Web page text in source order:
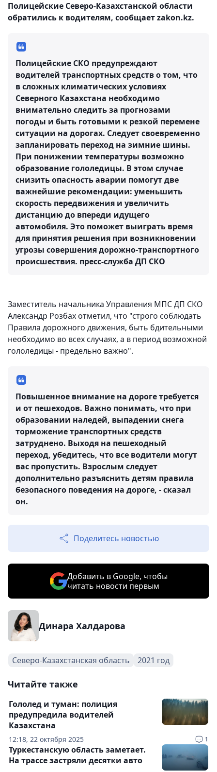
Полицейские Северо-Казахстанской области
обратились к водителям, сообщает zakon.kz.
Полицейские СКО предупреждают
водителей транспортных средств о том, что
в сложных климатических условиях
Северного Казахстана необходимо
внимательно следить за прогнозами
погоды и быть готовыми к резкой перемене
ситуации на дорогах. Следует своевременно
запланировать переход на зимние шины.
При понижении температуры возможно
образование гололедицы. В этом случае
снизить опасность аварии помогут две
важнейшие рекомендации: уменьшить
скорость передвижения и увеличить
дистанцию до впереди идущего
автомобиля. Это поможет выиграть время
для принятия решения при возникновении
угрозы совершения дорожно-транспортного
происшествия. пресс-служба ДП СКО
Заместитель начальника Управления МПС ДП СКО
Александр Розбах отметил, что "строго соблюдать
Правила дорожного движения, быть бдительными
необходимо во всех случаях, а в период возможной
гололедицы - предельно важно".
Повышенное внимание на дороге требуется
и от пешеходов. Важно понимать, что при
образовании наледей, выпадении снега
торможение транспортных средств
затруднено. Выходя на пешеходный
переход, убедитесь, что все водители могут
вас пропустить. Взрослым следует
дополнительно разъяснить детям правила
безопасного поведения на дороге, - сказал
он.
Поделитесь новостью
Добавить в Google, чтобы
читать новости первым
Динара Халдарова
Северо-Казахстанская область 2021 год
Читайте также
12:18, 22 октября 2025 1
Гололед и туман: полиция
предупредила водителей
Казахстана
Туркестанскую область заметает.
На трассе застряли десятки авто